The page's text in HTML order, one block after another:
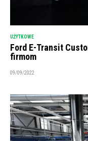
UŻYTKOWE
Ford E-Transit
firmom
09/09/2022